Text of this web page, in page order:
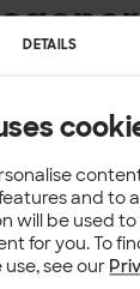
DETAILS
and to
will be used
for you. To
see our
mål er
af
at forbedre
som 70 %